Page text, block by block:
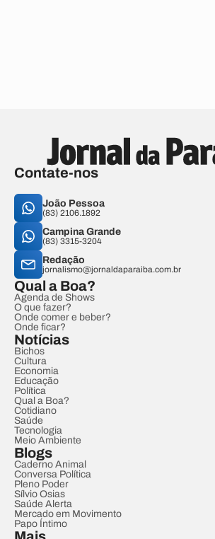
Contate-nos
João Pessoa
(83) 2106.1892
Campina Grande
(83) 3315-3204
Redação
jornalismo@jornaldaparaiba.com.br
Qual a Boa?
Agenda de Shows
O que fazer?
Onde comer e beber?
Onde ficar?
Notícias
Bichos
Cultura
Economia
Educação
Política
Qual a Boa?
Cotidiano
Saúde
Tecnologia
Meio Ambiente
Blogs
Caderno Animal
Conversa Política
Pleno Poder
Sílvio Osias
Saúde Alerta
Mercado em Movimento
Papo Íntimo